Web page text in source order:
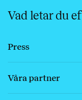
Vad letar du
Press
Våra partner